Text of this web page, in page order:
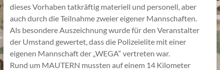
dieses Vorhaben tatkräftig materiell und personell, aber
auch durch die Teilnahme zweier eigener Mannschaften.
Als besondere Auszeichnung wurde für den Veranstalter
der Umstand gewertet, dass die Polizeielite mit einer
eigenen Mannschaft der „WEGA“ vertreten war.
Rund um MAUTERN mussten auf einem 14 Kilometer